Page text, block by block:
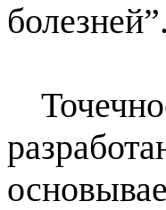
болезней”.